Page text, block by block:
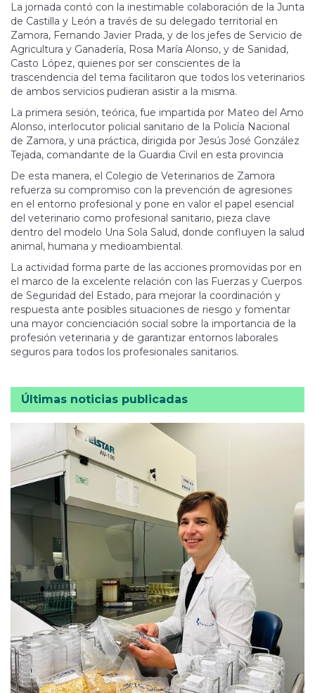
La jornada contó con la inestimable colaboración de la Junta
de Castilla y León a través de su delegado territorial en
Zamora, Fernando Javier Prada, y de los jefes de Servicio de
Agricultura y Ganadería, Rosa María Alonso, y de Sanidad,
Casto López, quienes por ser conscientes de la
trascendencia del tema facilitaron que todos los veterinarios
de ambos servicios pudieran asistir a la misma.
La primera sesión, teórica, fue impartida por Mateo del Amo
Alonso, interlocutor policial sanitario de la Policía Nacional
de Zamora, y una práctica, dirigida por Jesús José González
Tejada, comandante de la Guardia Civil en esta provincia
De esta manera, el Colegio de Veterinarios de Zamora
refuerza su compromiso con la prevención de agresiones
en el entorno profesional y pone en valor el papel esencial
del veterinario como profesional sanitario, pieza clave
dentro del modelo Una Sola Salud, donde confluyen la salud
animal, humana y medioambiental.
La actividad forma parte de las acciones promovidas por en
el marco de la excelente relación con las Fuerzas y Cuerpos
de Seguridad del Estado, para mejorar la coordinación y
respuesta ante posibles situaciones de riesgo y fomentar
una mayor concienciación social sobre la importancia de la
profesión veterinaria y de garantizar entornos laborales
seguros para todos los profesionales sanitarios.
Últimas noticias publicadas